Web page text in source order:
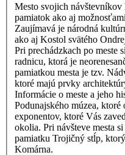
Mesto svojich
pamiatok ako aj
Zaujímavá je národná
ako aj Kostol svätého
Pri prechádzkach po meste
radnicu, ktorá je
pamiatkou mesta je tzv.
ktoré majú prvky
Informácie o meste a jeho
Podunajského múzea, ktoré
exponentov, ktoré Vás
okolia. Pri návšteve mesta
pamiatku Trojičný stĺp,
Komárna.